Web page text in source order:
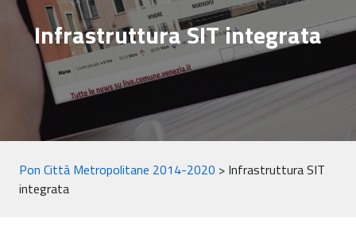
Infrastruttura SIT integrata
Pon Città Metropolitane 2014-2020 > Infrastruttura SIT
integrata